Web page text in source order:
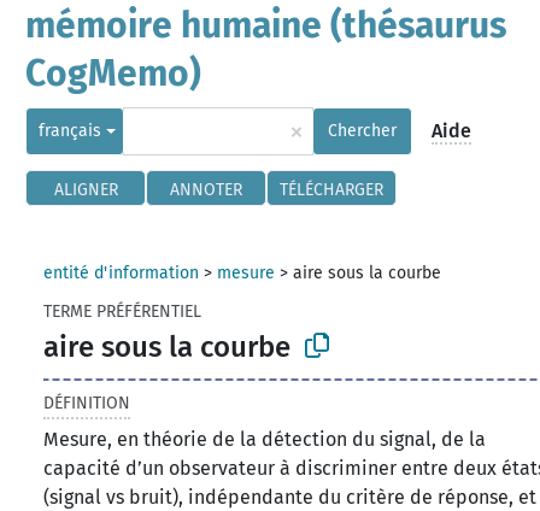
mémoire humaine (thésaurus
CogMemo)
français × Chercher Aide
ALIGNER ANNOTER TÉLÉCHARGER
entité d'information > mesure >aire sous la courbe
TERME PRÉFÉRENTIEL
aire sous la courbe
DÉFINITION
Mesure, en théorie de la détection du signal, de la
capacité d’un observateur à discriminer entre deux
(signal vs bruit), indépendante du critère de réponse, et